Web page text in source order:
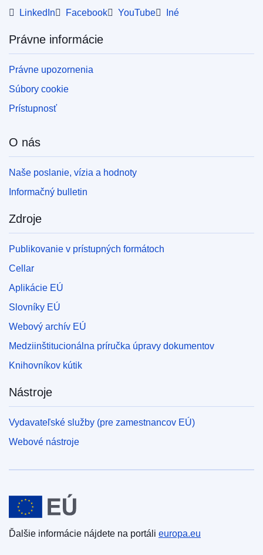
LinkedIn Facebook YouTube Iné
Právne informácie
Právne upozornenia
Súbory cookie
Prístupnosť
O nás
Naše poslanie, vízia a hodnoty
Informačný bulletin
Zdroje
Publikovanie v prístupných formátoch
Cellar
Aplikácie EÚ
Slovníky EÚ
Webový archív EÚ
Medziinštitucionálna príručka úpravy dokumentov
Knihovníkov kútik
Nástroje
Vydavateľské služby (pre zamestnancov EÚ)
Webové nástroje
Európska únia
Ďalšie informácie nájdete na portáli europa.eu